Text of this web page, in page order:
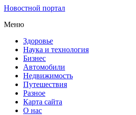
Новостной портал
Меню
Здоровье
Наука и технология
Бизнес
Автомобили
Недвижимость
Путешествия
Разное
Карта сайта
О нас